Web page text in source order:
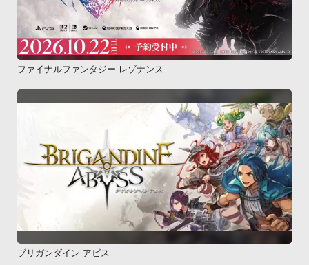
ファイナルファンタジー レゾナンス
ブリガンダイン アビス